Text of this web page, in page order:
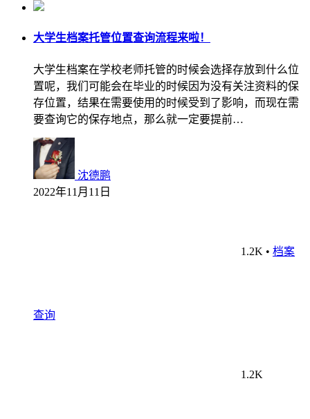
大学生档案托管位置查询流程来啦！
大学生档案在学校老师托管的时候会选择存放到什么位
置呢，我们可能会在毕业的时候因为没有关注资料的保
存位置，结果在需要使用的时候受到了影响，而现在需
要查询它的保存地点，那么就一定要提前…
沈德鹏
2022年11月11日
1.2K • 档案
查询
1.2K